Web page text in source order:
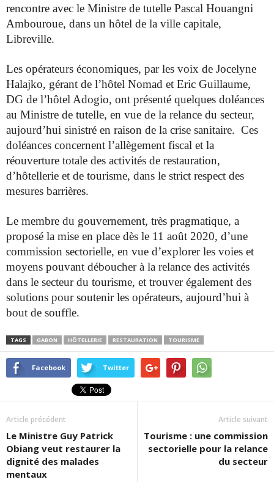
rencontre avec le Ministre de tutelle Pascal Houangni
Ambouroue, dans un hôtel de la ville capitale,
Libreville.
Les opérateurs économiques, par les voix de Jocelyne
Halajko, gérant de l’hôtel Nomad et Eric Guillaume,
DG de l’hôtel Adogio, ont présenté quelques doléances
au Ministre de tutelle, en vue de la relance du secteur,
aujourd’hui sinistré en raison de la crise sanitaire. Ces
doléances concernent l’allègement fiscal et la
réouverture totale des activités de restauration,
d’hôtellerie et de tourisme, dans le strict respect des
mesures barrières.
Le membre du gouvernement, très pragmatique, a
proposé la mise en place dès le 11 août 2020, d’une
commission sectorielle, en vue d’explorer les voies et
moyens pouvant déboucher à la relance des activités
dans le secteur du tourisme, et trouver également des
solutions pour soutenir les opérateurs, aujourd’hui à
bout de souffle.
TAGS GABON HÔTELLERIE RESTAURATION TOURISME
Facebook Twitter
Article précédent
Le Ministre Guy Patrick
Obiang veut restaurer la
dignité des malades
mentaux
Article suivant
Tourisme : une commission
sectorielle pour la relance
du secteur